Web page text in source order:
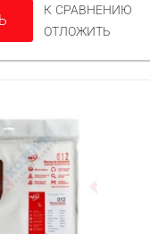
К СРАВНЕНИЮ
ОТЛОЖИТЬ